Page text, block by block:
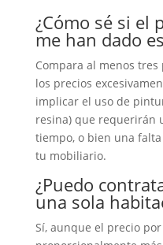
¿Cómo sé si el
me han dado
Compara al menos
los precios
implicar el uso de
resina) que requerirán
tiempo, o bien una
tu mobiliario.
¿Puedo
una sola
Sí, aunque el precio